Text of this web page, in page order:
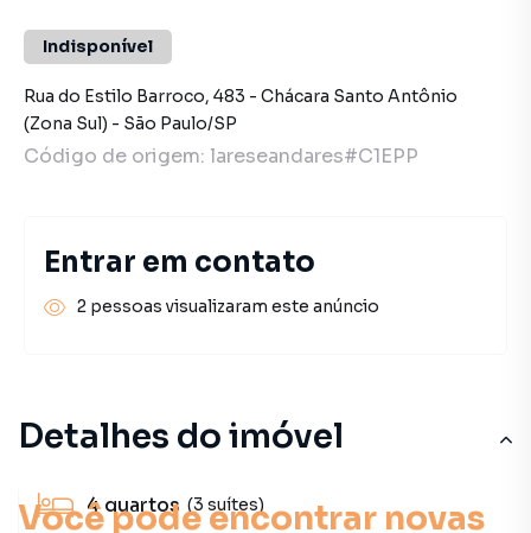
Você pode encontrar novas
Detalhes do imóvel
4 quartos (3 suítes)
Indisponível
Rua do Estilo Barroco, 483 - Chácara Santo Antônio
(Zona Sul) - São Paulo/SP
Código de origem: lareseandares#C1EPP
Entrar em contato
2 pessoas visualizaram este anúncio